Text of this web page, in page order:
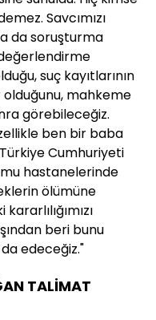
Savcımızı
da soruşturma
suç kayıtlarının
mahkeme
görebileceğiz.
ben bir baba
Cumhuriyeti
hastanelerinde
ölümüne
beri bunu
edeceğiz."
TALİMAT